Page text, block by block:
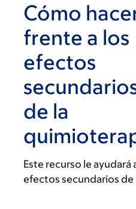
Cómo
frente a los
efectos
de la
Este recurso le ayudará
efectos secundarios